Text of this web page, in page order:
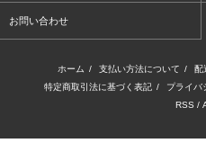
お問い合わせ
ホーム / 支払い方法について / 配
特定商取引法に基づく表記 / プライバ
RSS /